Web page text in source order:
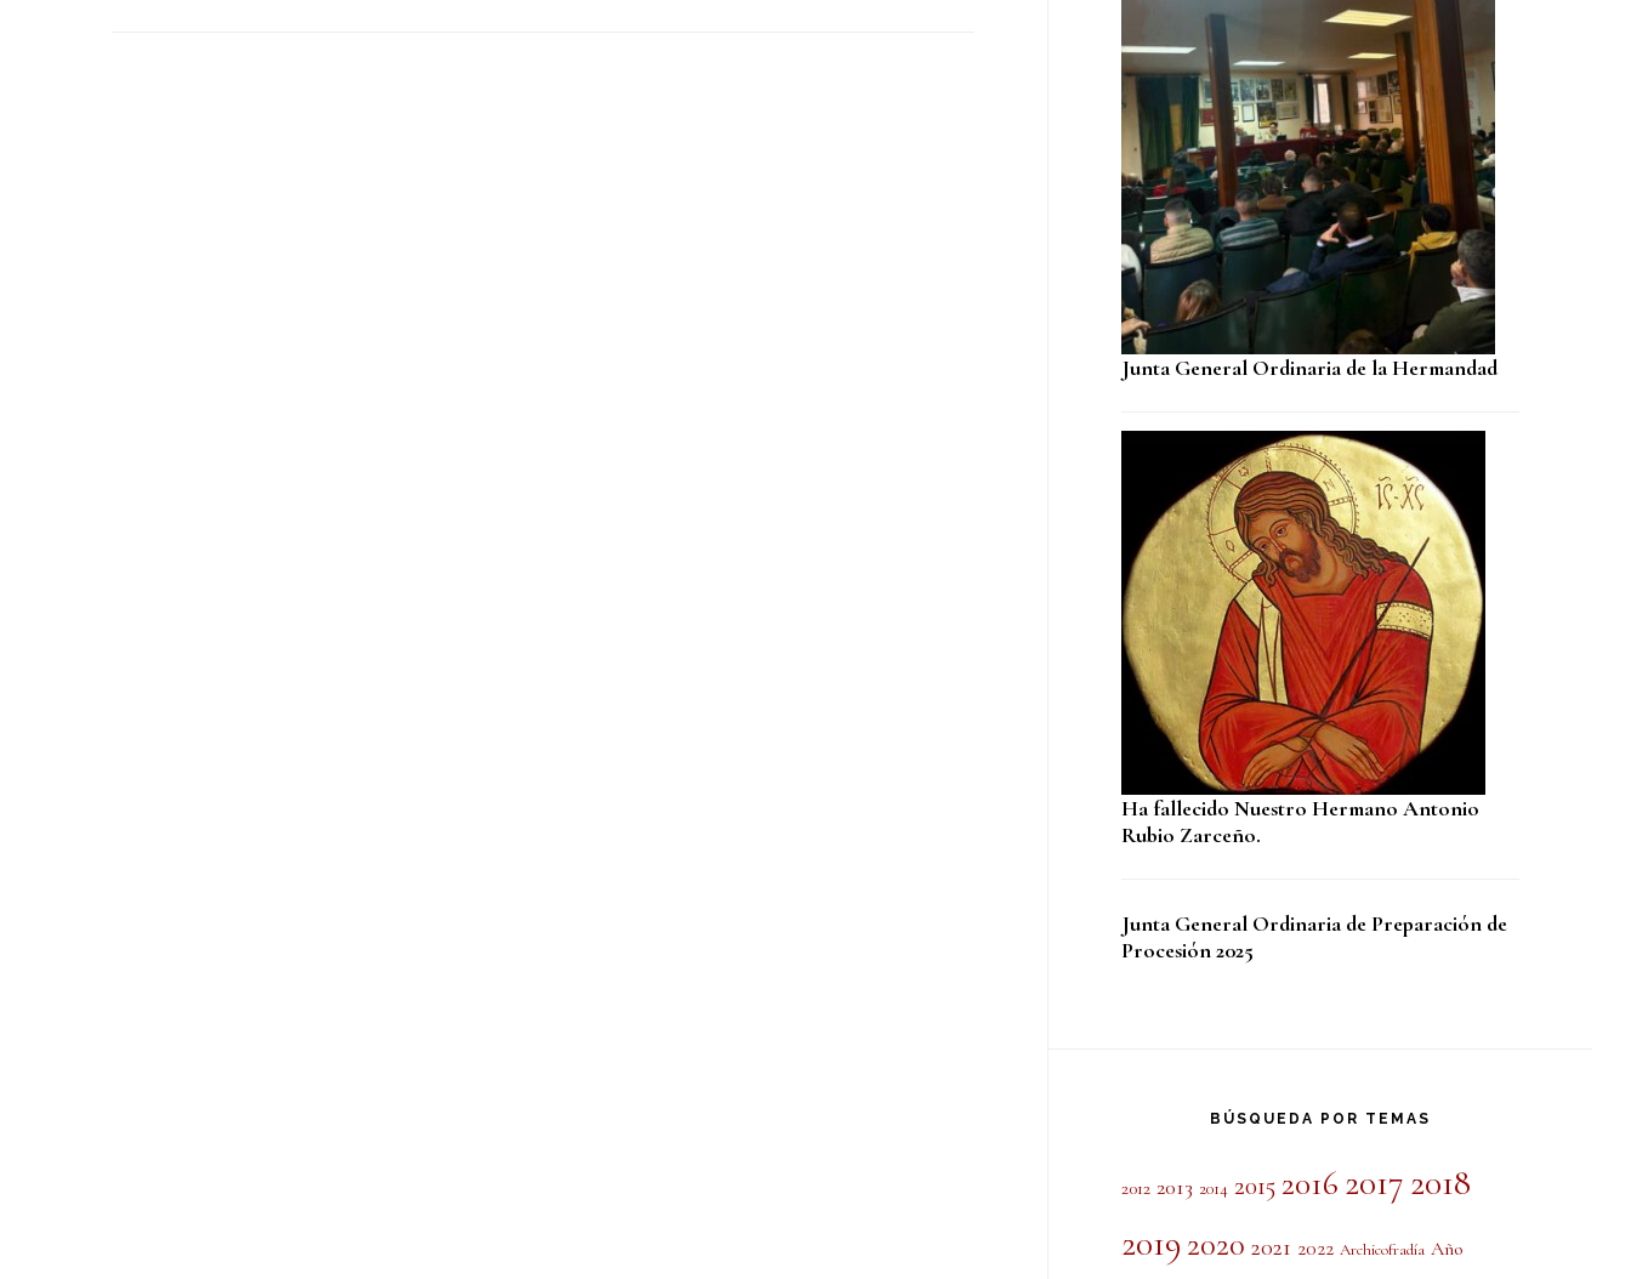
Junta General Ordinaria de la Hermandad
Ha fallecido Nuestro Hermano Antonio
Rubio Zarceño.
Junta General Ordinaria de Preparación de
Procesión 2025
BÚSQUEDA POR TEMAS
2012 2013 2014 20152016 2017 2018
2019 2020 2021 2022 Archicofradía Año